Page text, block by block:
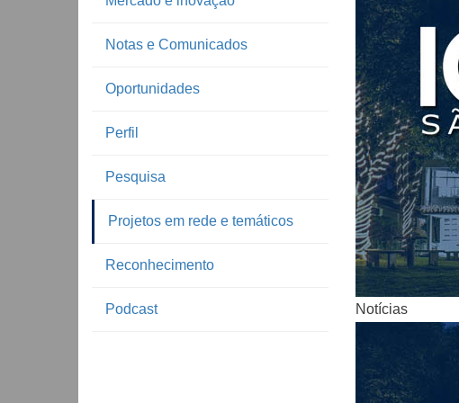
Notas e Comunicados
Oportunidades
Perfil
Pesquisa
Projetos em rede e temáticos
Reconhecimento
Podcast
Notícias
Notícias